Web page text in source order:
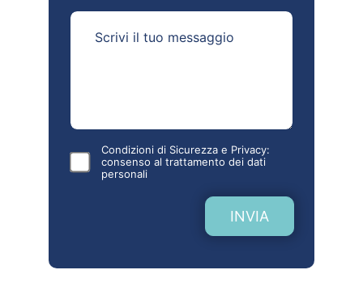
Condizioni di Sicurezza e Privacy:
consenso al trattamento dei dati
personali
INVIA